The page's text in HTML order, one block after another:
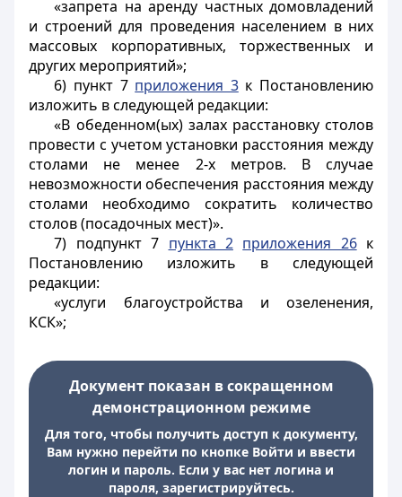
«запрета на аренду частных домовладений
и строений для проведения населением в них
массовых корпоративных, торжественных и
других мероприятий»;
6) пункт 7 приложения 3к Постановлению
изложить в следующей редакции:
«В обеденном(ых) залах расстановку столов
провести с учетом установки расстояния между
столами не менее 2-х метров. В случае
невозможности обеспечения расстояния между
столами необходимо сократить количество
столов (посадочных мест)».
7) подпункт 7 пункта 2 приложения 26к
Постановлению изложить в следующей
редакции:
«услуги благоустройства и озеленения,
КСК»;
Документ показан в сокращенном
демонстрационном режиме
Для того, чтобы получить доступ к документу,
Вам нужно перейти по кнопке Войти и ввести
логин и пароль. Если у вас нет логина и
пароля, зарегистрируйтесь.